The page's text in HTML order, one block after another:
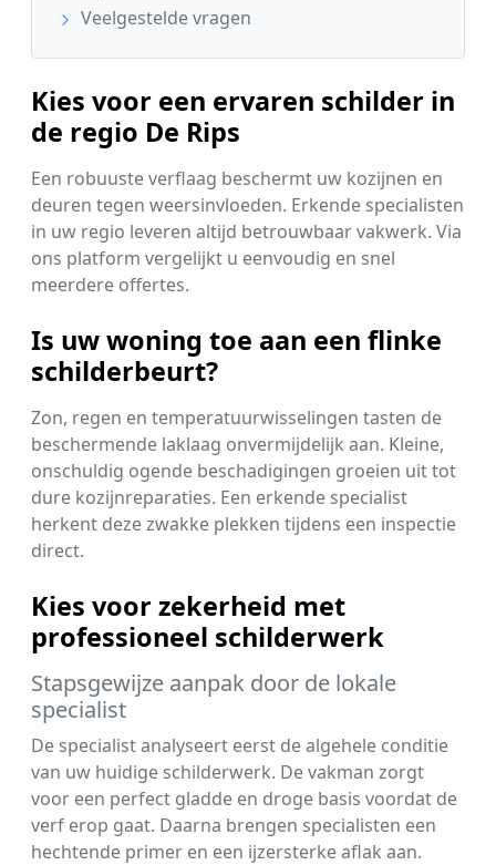
Veelgestelde vragen
Kies voor een ervaren schilder in
de regio De Rips
Een robuuste verflaag beschermt uw kozijnen en
deuren tegen weersinvloeden. Erkende specialisten
in uw regio leveren altijd betrouwbaar vakwerk. Via
ons platform vergelijkt u eenvoudig en snel
meerdere offertes.
Is uw woning toe aan een flinke
schilderbeurt?
Zon, regen en temperatuurwisselingen tasten de
beschermende laklaag onvermijdelijk aan. Kleine,
onschuldig ogende beschadigingen groeien uit tot
dure kozijnreparaties. Een erkende specialist
herkent deze zwakke plekken tijdens een inspectie
direct.
Kies voor zekerheid met
professioneel schilderwerk
Stapsgewijze aanpak door de lokale
specialist
De specialist analyseert eerst de algehele conditie
van uw huidige schilderwerk. De vakman zorgt
voor een perfect gladde en droge basis voordat de
verf erop gaat. Daarna brengen specialisten een
hechtende primer en een ijzersterke aflak aan.